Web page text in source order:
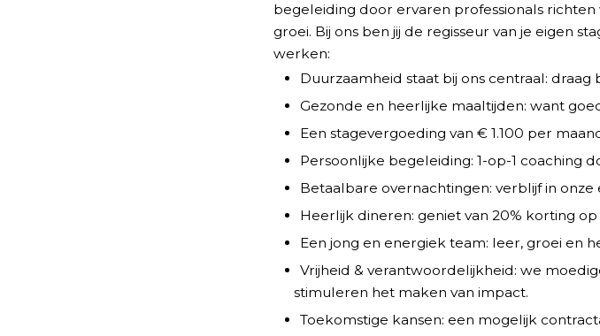
begeleiding door ervaren professionals
groei. Bij ons ben jij de regisseur van je eigen
werken:
Duurzaamheid staat bij ons centraal:
Gezonde en heerlijke maaltijden: want
Een stagevergoeding van € 1.100 per
Persoonlijke begeleiding: 1-op-1 coaching
Betaalbare overnachtingen: verblijf in
Heerlijk dineren: geniet van 20% korting
Een jong en energiek team: leer, groei en
Vrijheid & verantwoordelijkheid: we
stimuleren het maken van impact.
Toekomstige kansen: een mogelijk